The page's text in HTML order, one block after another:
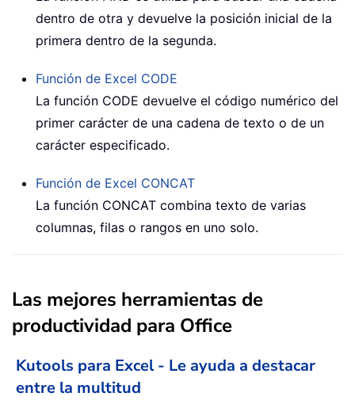
dentro de otra y devuelve la posición inicial de la
primera dentro de la segunda.
Función de Excel CODE
La función CODE devuelve el código numérico del
primer carácter de una cadena de texto o de un
carácter especificado.
Función de Excel CONCAT
La función CONCAT combina texto de varias
columnas, filas o rangos en uno solo.
Las mejores herramientas de
productividad para Office
Kutools para Excel - Le ayuda a destacar
entre la multitud